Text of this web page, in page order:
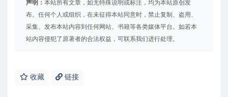
声明： 本站所有文章，如无特殊说明或标注，均为本站原创发
布。任何个人或组织，在未征得本站同意时，禁止复制、盗用、
采集、发布本站内容到任何网站、书籍等各类媒体平台。如若本
站内容侵犯了原著者的合法权益，可联系我们进行处理。
收藏 链接